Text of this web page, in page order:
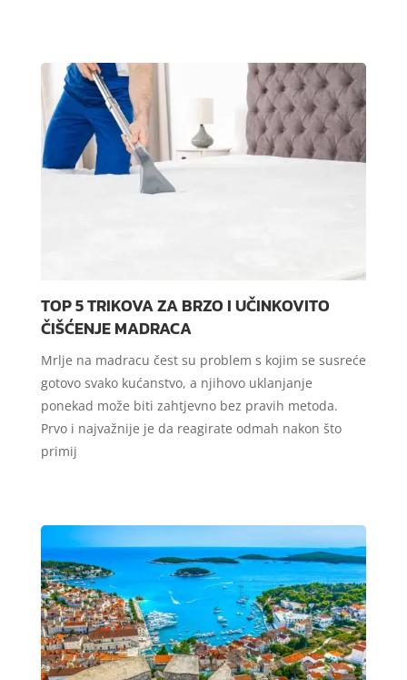
TOP 5 TRIKOVA ZA BRZO I UČINKOVITO
ČIŠĆENJE MADRACA
Mrlje na madracu čest su problem s kojim se susreće
gotovo svako kućanstvo, a njihovo uklanjanje
ponekad može biti zahtjevno bez pravih metoda.
Prvo i najvažnije je da reagirate odmah nakon što
primij